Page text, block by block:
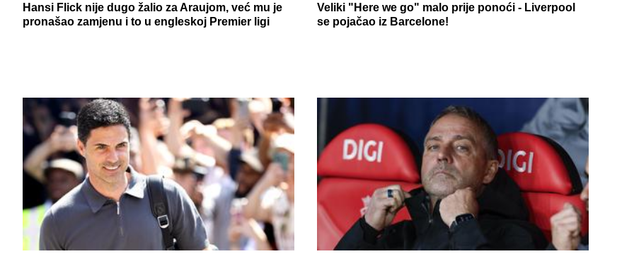
Hansi Flick nije dugo žalio za Araujom, već mu je
pronašao zamjenu i to u engleskoj Premier ligi
Veliki "Here we go" malo prije ponoći - Liverpool
se pojačao iz Barcelone!